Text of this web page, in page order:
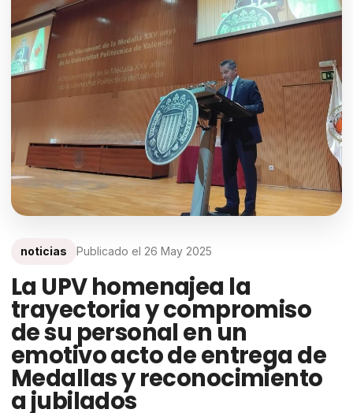
noticias Publicado el 26 May 2025
La UPV homenajea la
trayectoria y compromiso
de su personal en un
emotivo acto de entrega de
Medallas y reconocimiento
a jubilados